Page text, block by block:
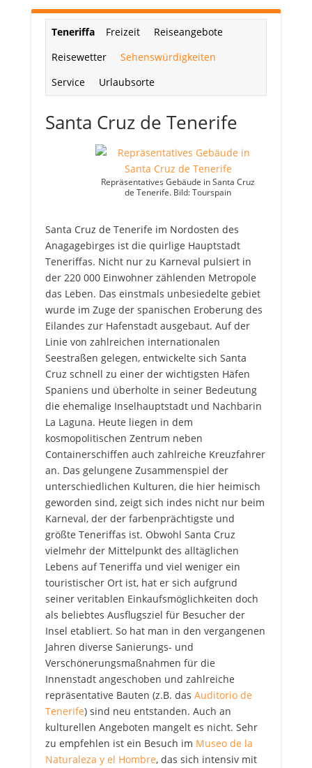
Teneriffa Freizeit
Reiseangebote
Reisewetter
Sehenswürdigkeiten
Service
Urlaubsorte
Santa Cruz de Tenerife
Repräsentatives Gebäude in Santa Cruz
de Tenerife. Bild: Tourspain
Santa Cruz de Tenerife im Nordosten des
Anagagebirges ist die quirlige Hauptstadt
Teneriffas. Nicht nur zu Karneval pulsiert in
der 220 000 Einwohner zählenden Metropole
das Leben. Das einstmals unbesiedelte gebiet
wurde im Zuge der spanischen Eroberung des
Eilandes zur Hafenstadt ausgebaut. Auf der
Linie von zahlreichen internationalen
Seestraßen gelegen, entwickelte sich Santa
Cruz schnell zu einer der wichtigsten Häfen
Spaniens und überholte in seiner Bedeutung
die ehemalige Inselhauptstadt und Nachbarin
La Laguna. Heute liegen in dem
kosmopolitischen Zentrum neben
Containerschiffen auch zahlreiche Kreuzfahrer
an. Das gelungene Zusammenspiel der
unterschiedlichen Kulturen, die hier heimisch
geworden sind, zeigt sich indes nicht nur beim
Karneval, der der farbenprächtigste und
größte Teneriffas ist. Obwohl Santa Cruz
vielmehr der Mittelpunkt des alltäglichen
Lebens auf Teneriffa und viel weniger ein
touristischer Ort ist, hat er sich aufgrund
seiner veritablen Einkaufsmöglichkeiten doch
als beliebtes Ausflugsziel für Besucher der
Insel etabliert. So hat man in den vergangenen
Jahren diverse Sanierungs- und
Verschönerungsmaßnahmen für die
Innenstadt angeschoben und zahlreiche
repräsentative Bauten (z.B. das Auditorio de
Tenerife) sind neu entstanden. Auch an
kulturellen Angeboten mangelt es nicht. Sehr
zu empfehlen ist ein Besuch im Museo de la
Naturaleza y el Hombre, das sich intensiv mit